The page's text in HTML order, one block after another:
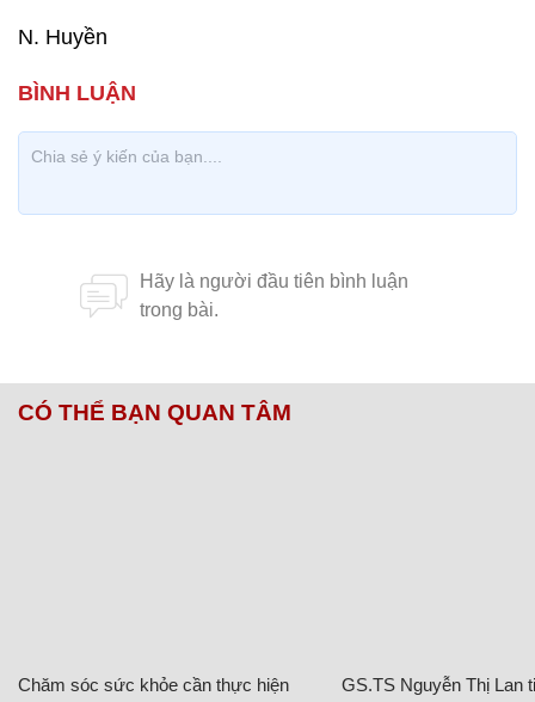
N. Huyền
CÓ THỂ BẠN QUAN TÂM
Chăm sóc sức khỏe cần thực hiện
GS.TS Nguyễn Thị Lan